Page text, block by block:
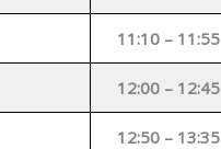
11:10 – 11:55
12:00 – 12:45
12:50 – 13:35